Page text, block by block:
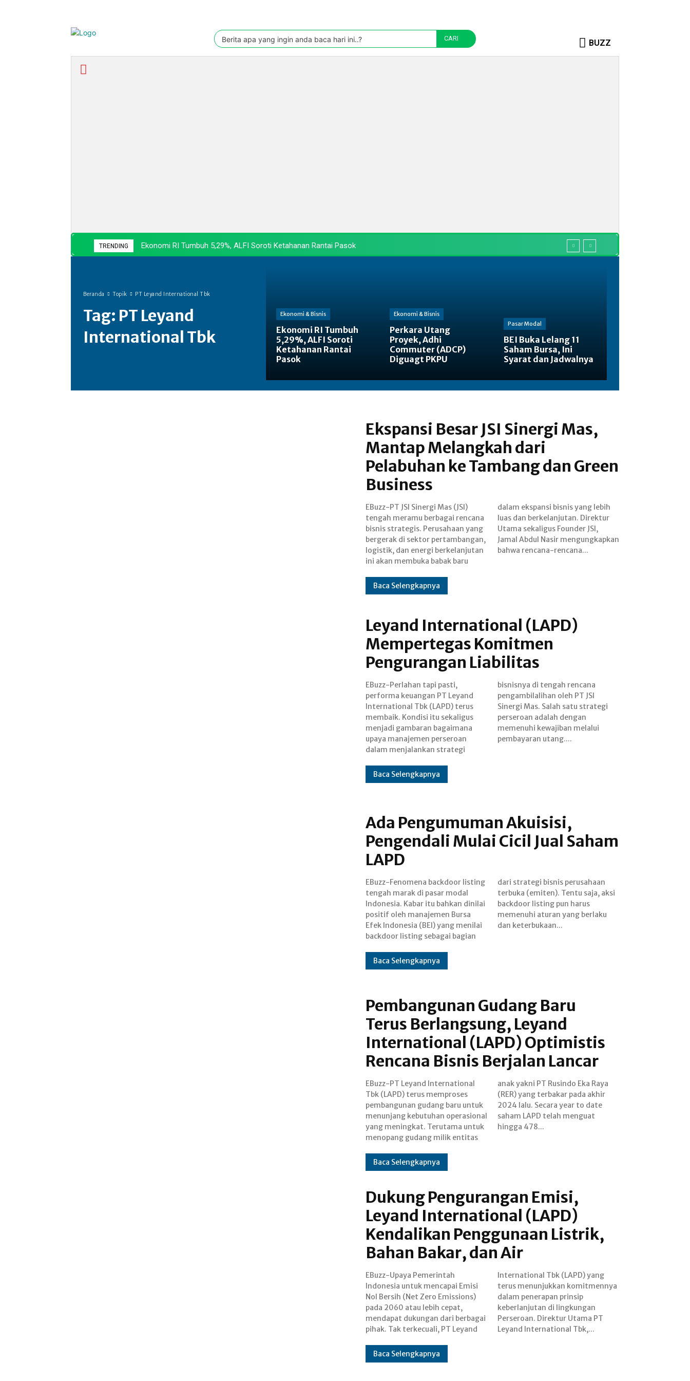
Pasaroleh TradingView
Berita apa yang ingin anda baca hari ini..? CARI BUZZ
TRENDING Ekonomi RI Tumbuh 5,29%, ALFI Soroti Ketahanan Rantai Pasok
Beranda Topik PT Leyand International Tbk
Tag: PT Leyand
International Tbk
Ekonomi & Bisnis
Ekonomi RI Tumbuh
5,29%, ALFI Soroti
Ketahanan Rantai
Pasok
Ekonomi & Bisnis
Perkara Utang
Proyek, Adhi
Commuter (ADCP)
Diguagt PKPU
Pasar Modal
BEI Buka Lelang 11
Saham Bursa, Ini
Syarat dan Jadwalnya
Ekspansi Besar JSI Sinergi Mas,
Mantap Melangkah dari
Pelabuhan ke Tambang dan Green
Business
EBuzz-PT JSI Sinergi Mas (JSI)
tengah meramu berbagai rencana
bisnis strategis. Perusahaan yang
bergerak di sektor pertambangan,
logistik, dan energi berkelanjutan
ini akan membuka babak baru
dalam ekspansi bisnis yang lebih
luas dan berkelanjutan. Direktur
Utama sekaligus Founder JSI,
Jamal Abdul Nasir mengungkapkan
bahwa rencana-rencana...
Baca Selengkapnya
Leyand International (LAPD)
Mempertegas Komitmen
Pengurangan Liabilitas
EBuzz-Perlahan tapi pasti,
performa keuangan PT Leyand
International Tbk (LAPD) terus
membaik. Kondisi itu sekaligus
menjadi gambaran bagaimana
upaya manajemen perseroan
dalam menjalankan strategi
bisnisnya di tengah rencana
pengambilalihan oleh PT JSI
Sinergi Mas. Salah satu strategi
perseroan adalah dengan
memenuhi kewajiban melalui
pembayaran utang....
Baca Selengkapnya
Ada Pengumuman Akuisisi,
Pengendali Mulai Cicil Jual Saham
LAPD
EBuzz-Fenomena backdoor listing
tengah marak di pasar modal
Indonesia. Kabar itu bahkan dinilai
positif oleh manajemen Bursa
Efek Indonesia (BEI) yang menilai
backdoor listing sebagai bagian
dari strategi bisnis perusahaan
terbuka (emiten). Tentu saja, aksi
backdoor listing pun harus
memenuhi aturan yang berlaku
dan keterbukaan...
Baca Selengkapnya
Pembangunan Gudang Baru
Terus Berlangsung, Leyand
International (LAPD) Optimistis
Rencana Bisnis Berjalan Lancar
EBuzz-PT Leyand International
Tbk (LAPD) terus memproses
pembangunan gudang baru untuk
menunjang kebutuhan operasional
yang meningkat. Terutama untuk
menopang gudang milik entitas
anak yakni PT Rusindo Eka Raya
(RER) yang terbakar pada akhir
2024 lalu. Secara year to date
saham LAPD telah menguat
hingga 478...
Baca Selengkapnya
Dukung Pengurangan Emisi,
Leyand International (LAPD)
Kendalikan Penggunaan Listrik,
Bahan Bakar, dan Air
EBuzz-Upaya Pemerintah
Indonesia untuk mencapai Emisi
Nol Bersih (Net Zero Emissions)
pada 2060 atau lebih cepat,
mendapat dukungan dari berbagai
pihak. Tak terkecuali, PT Leyand
International Tbk (LAPD) yang
terus menunjukkan komitmennya
dalam penerapan prinsip
keberlanjutan di lingkungan
Perseroan. Direktur Utama PT
Leyand International Tbk,...
Baca Selengkapnya